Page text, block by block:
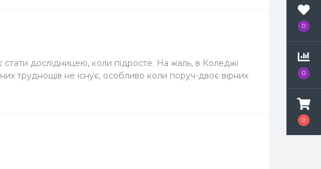
0
0
0
стати дослідницею, коли підросте. На жаль, в Коледжі
труднощів не існує, особливо коли поруч-двоє вірних